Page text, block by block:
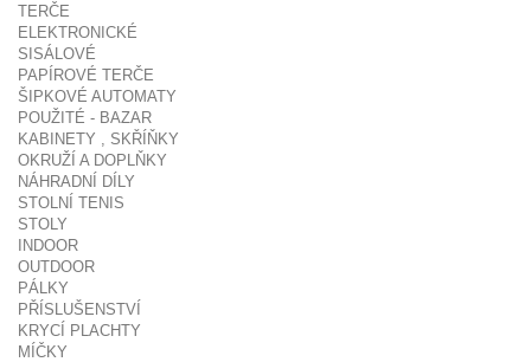
TERČE
ELEKTRONICKÉ
SISÁLOVÉ
PAPÍROVÉ TERČE
ŠIPKOVÉ AUTOMATY
POUŽITÉ - BAZAR
KABINETY , SKŘÍŇKY
OKRUŽÍ A DOPLŇKY
NÁHRADNÍ DÍLY
STOLNÍ TENIS
STOLY
INDOOR
OUTDOOR
PÁLKY
PŘÍSLUŠENSTVÍ
KRYCÍ PLACHTY
MÍČKY